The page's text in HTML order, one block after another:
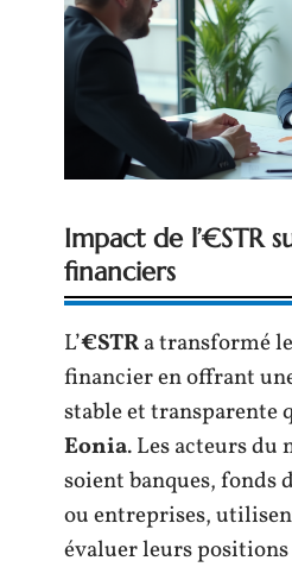
Impact de l’€STR
financiers
L’€STRa transformé
financier en offrant
stable et transparente
Eonia. Les acteurs du
soient banques, fonds
ou entreprises,
évaluer leurs